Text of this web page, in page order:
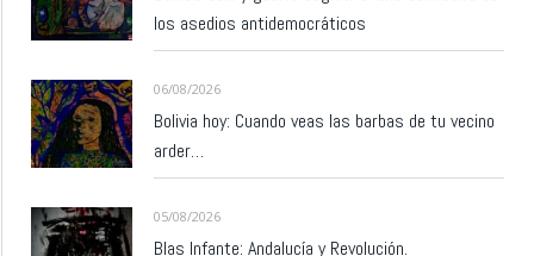
los asedios antidemocráticos
06/08/2026
Bolivia hoy: Cuando veas las barbas de tu vecino
arder…
05/08/2026
Blas Infante: Andalucía y Revolución.